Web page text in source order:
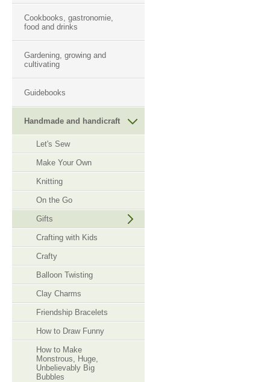
Cookbooks, gastronomie,
food and drinks
Gardening, growing and
cultivating
Guidebooks
Handmade and handicraft
Let's Sew
Make Your Own
Knitting
On the Go
Gifts
Crafting with Kids
Crafty
Balloon Twisting
Clay Charms
Friendship Bracelets
How to Draw Funny
How to Make
Monstrous, Huge,
Unbelievably Big
Bubbles